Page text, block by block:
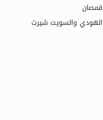
قمصان
الهودي والسويت شيرت